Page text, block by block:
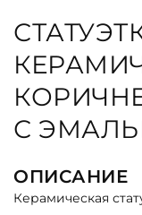
С
ОПИСАНИЕ
Керамическая